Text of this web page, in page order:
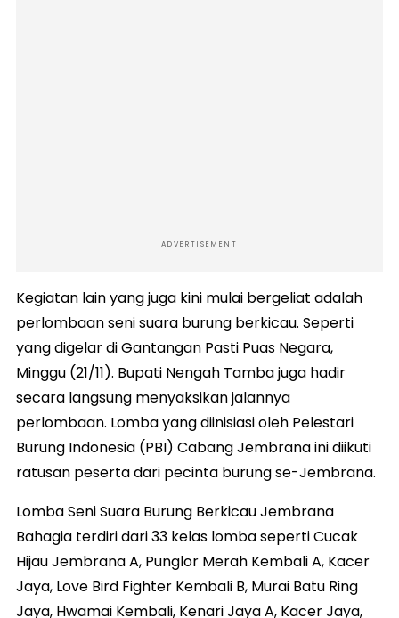
ADVERTISEMENT
Kegiatan lain yang juga kini mulai bergeliat adalah
perlombaan seni suara burung berkicau. Seperti
yang digelar di Gantangan Pasti Puas Negara,
Minggu (21/11). Bupati Nengah Tamba juga hadir
secara langsung menyaksikan jalannya
perlombaan. Lomba yang diinisiasi oleh Pelestari
Burung Indonesia (PBI) Cabang Jembrana ini diikuti
ratusan peserta dari pecinta burung se-Jembrana.
Lomba Seni Suara Burung Berkicau Jembrana
Bahagia terdiri dari 33 kelas lomba seperti Cucak
Hijau Jembrana A, Punglor Merah Kembali A, Kacer
Jaya, Love Bird Fighter Kembali B, Murai Batu Ring
Jaya, Hwamai Kembali, Kenari Jaya A, Kacer Jaya,